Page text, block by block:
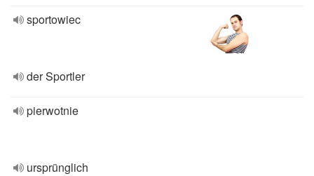
sportowiec
der Sportler
pierwotnie
ursprünglich